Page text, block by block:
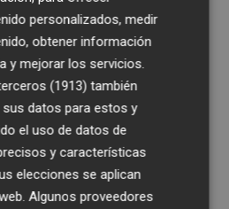
personalizados, medir
obtener información
y mejorar los servicios.
(1913) también
datos para estos y
el uso de datos de
y características
elecciones se aplican
Algunos proveedores